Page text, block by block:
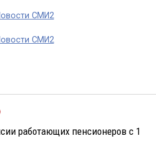
СМИ2
СМИ2
работающих пенсионеров с 1